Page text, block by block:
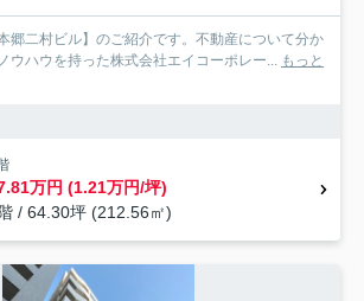
郷二村ビル】のご紹介です。不動産について分か
ウハウを持った株式会社エイコーポレー...
もっと
万円 (1.21万円/坪)
/ 64.30坪 (212.56㎡)